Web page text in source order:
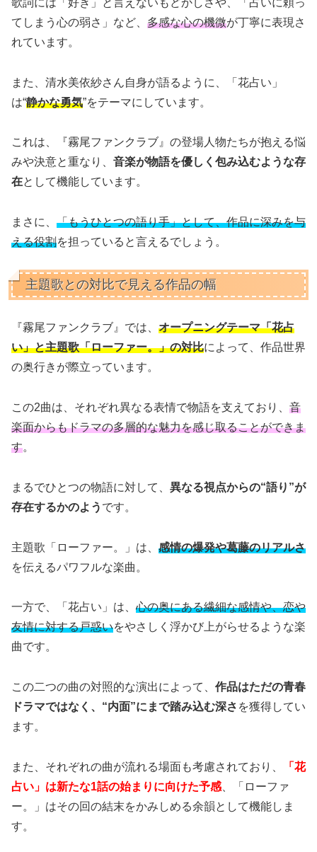
てしまう心の弱さ」など、 多感な心の機微が丁寧に表現さ
れています。
また、清水美依紗さん自身が語るように、「花占い」
は“静かな勇気”をテーマにしています。
これは、『霧尾ファンクラブ』の登場人物たちが抱える悩
みや決意と重なり、 音楽が物語を優しく包み込むような存
在として機能しています。
まさに、 「もうひとつの語り手」として、作品に深みを与
える役割を担っていると言えるでしょう。
主題歌との対比で見える作品の幅
『霧尾ファンクラブ』では、 オープニングテーマ「花占
い」と主題歌「ローファー。」の対比によって、作品世界
の奥行きが際立っています。
この2曲は、それぞれ異なる表情で物語を支えており、 音
楽面からもドラマの多層的な魅力を感じ取ることができま
す。
まるでひとつの物語に対して、 異なる視点からの“語り”が
存在するかのよう です。
主題歌「ローファー。」は、 感情の爆発や葛藤のリアルさ
を伝えるパワフルな楽曲。
一方で、「花占い」は、 心の奥にある繊細な感情や、恋や
友情に対する戸惑いをやさしく浮かび上がらせるような楽
曲です。
この二つの曲の対照的な演出によって、 作品はただの青春
ドラマではなく、“内面”にまで踏み込む深さ を獲得してい
ます。
また、それぞれの曲が流れる場面も考慮されており、
「花
占い」は新たな1話の始まりに向けた予感 、「ローファ
ー。」はその回の結末をかみしめる余韻として機能しま
す。